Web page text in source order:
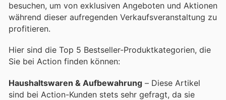
besuchen, um von exklusiven Angeboten und Aktionen
während dieser aufregenden Verkaufsveranstaltung zu
profitieren.
Hier sind die Top 5 Bestseller-Produktkategorien, die
Sie bei Action finden können:
Haushaltswaren & Aufbewahrung – Diese Artikel
sind bei Action-Kunden stets sehr gefragt, da sie